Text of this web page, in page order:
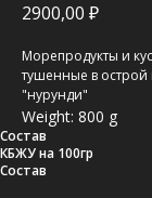
2900,00 ₽
Морепродукты и
тушенные в
"нурунди"
Weight: 800 g
Состав
КБЖУ на 100гр
Состав